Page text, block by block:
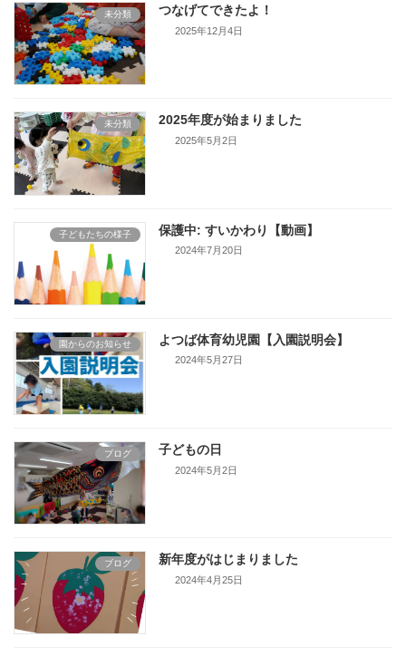
未分類 つなげてできたよ！
2025年12月4日
未分類 2025年度が始まりました
2025年5月2日
子どもたちの様子 保護中: すいかわり【動画】
2024年7月20日
園からのお知らせ よつば体育幼児園【入園説明会】
2024年5月27日
ブログ 子どもの日
2024年5月2日
ブログ 新年度がはじまりました
2024年4月25日